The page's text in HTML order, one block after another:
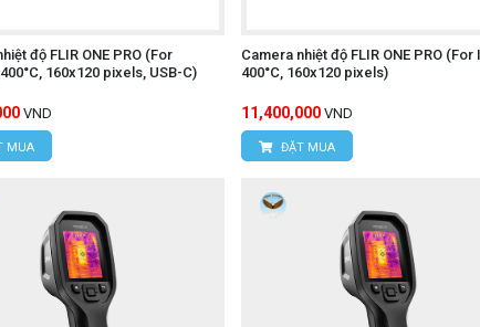
độ FLIR ONE PRO (For
160x120 pixels, USB-C)
VND
MUA
Camera nhiệt độ FLIR ONE PRO (For
400°C, 160x120 pixels)
11,400,000 VND
ĐẶT MUA